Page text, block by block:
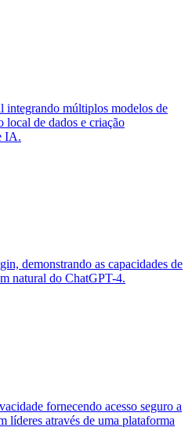
integrando múltiplos modelos de
local de dados e criação
IA.
demonstrando as capacidades de
natural do ChatGPT-4.
fornecendo acesso seguro a
líderes através de uma plataforma